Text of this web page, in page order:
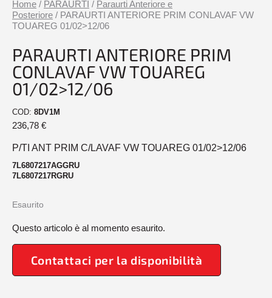
Home / PARAURTI / Paraurti Anteriore e
Posteriore / PARAURTI ANTERIORE PRIM CONLAVAF VW
TOUAREG 01/02>12/06
PARAURTI ANTERIORE PRIM
CONLAVAF VW TOUAREG
01/02>12/06
COD: 8DV1M
236,78 €
P/TI ANT PRIM C/LAVAF VW TOUAREG 01/02>12/06
7L6807217AGGRU
7L6807217RGRU
Esaurito
Questo articolo è al momento esaurito.
Contattaci per la disponibilità